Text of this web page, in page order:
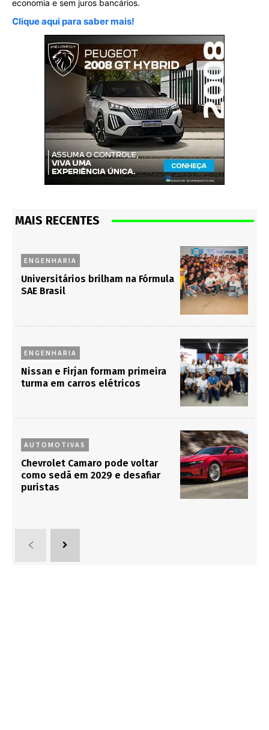
economia e sem juros bancários.
Clique aqui para saber mais!
MAIS RECENTES
ENGENHARIA
Universitários brilham na Fórmula
SAE Brasil
ENGENHARIA
Nissan e Firjan formam primeira
turma em carros elétricos
AUTOMOTIVAS
Chevrolet Camaro pode voltar
como sedã em 2029 e desafiar
puristas